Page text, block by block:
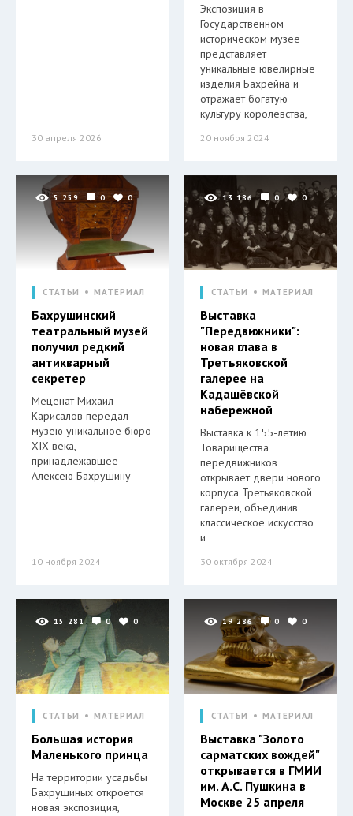
30 апреля 2026
Экспозиция в
Государственном
историческом музее
представляет
уникальные ювелирные
изделия Бахрейна и
отражает богатую
культуру королевства,
20 ноября 2024
5 259 0 0
СТАТЬИ МАТЕРИАЛ
Бахрушинский
театральный музей
получил редкий
антикварный
секретер
Меценат Михаил
Карисалов передал
музею уникальное бюро
XIX века,
принадлежавшее
Алексею Бахрушину
10 ноября 2024
13 186 0 0
СТАТЬИ МАТЕРИАЛ
Выставка
"Передвижники":
новая глава в
Третьяковской
галерее на
Кадашёвской
набережной
Выставка к 155-летию
Товарищества
передвижников
открывает двери нового
корпуса Третьяковской
галереи, объединив
классическое искусство
и
30 октября 2024
15 281 0 0
СТАТЬИ МАТЕРИАЛ
Большая история
Маленького принца
На территории усадьбы
Бахрушиных откроется
новая экспозиция,
19 286 0 0
СТАТЬИ МАТЕРИАЛ
Выставка "Золото
сарматских вождей"
открывается в ГМИИ
им. А.С. Пушкина в
Москве 25 апреля